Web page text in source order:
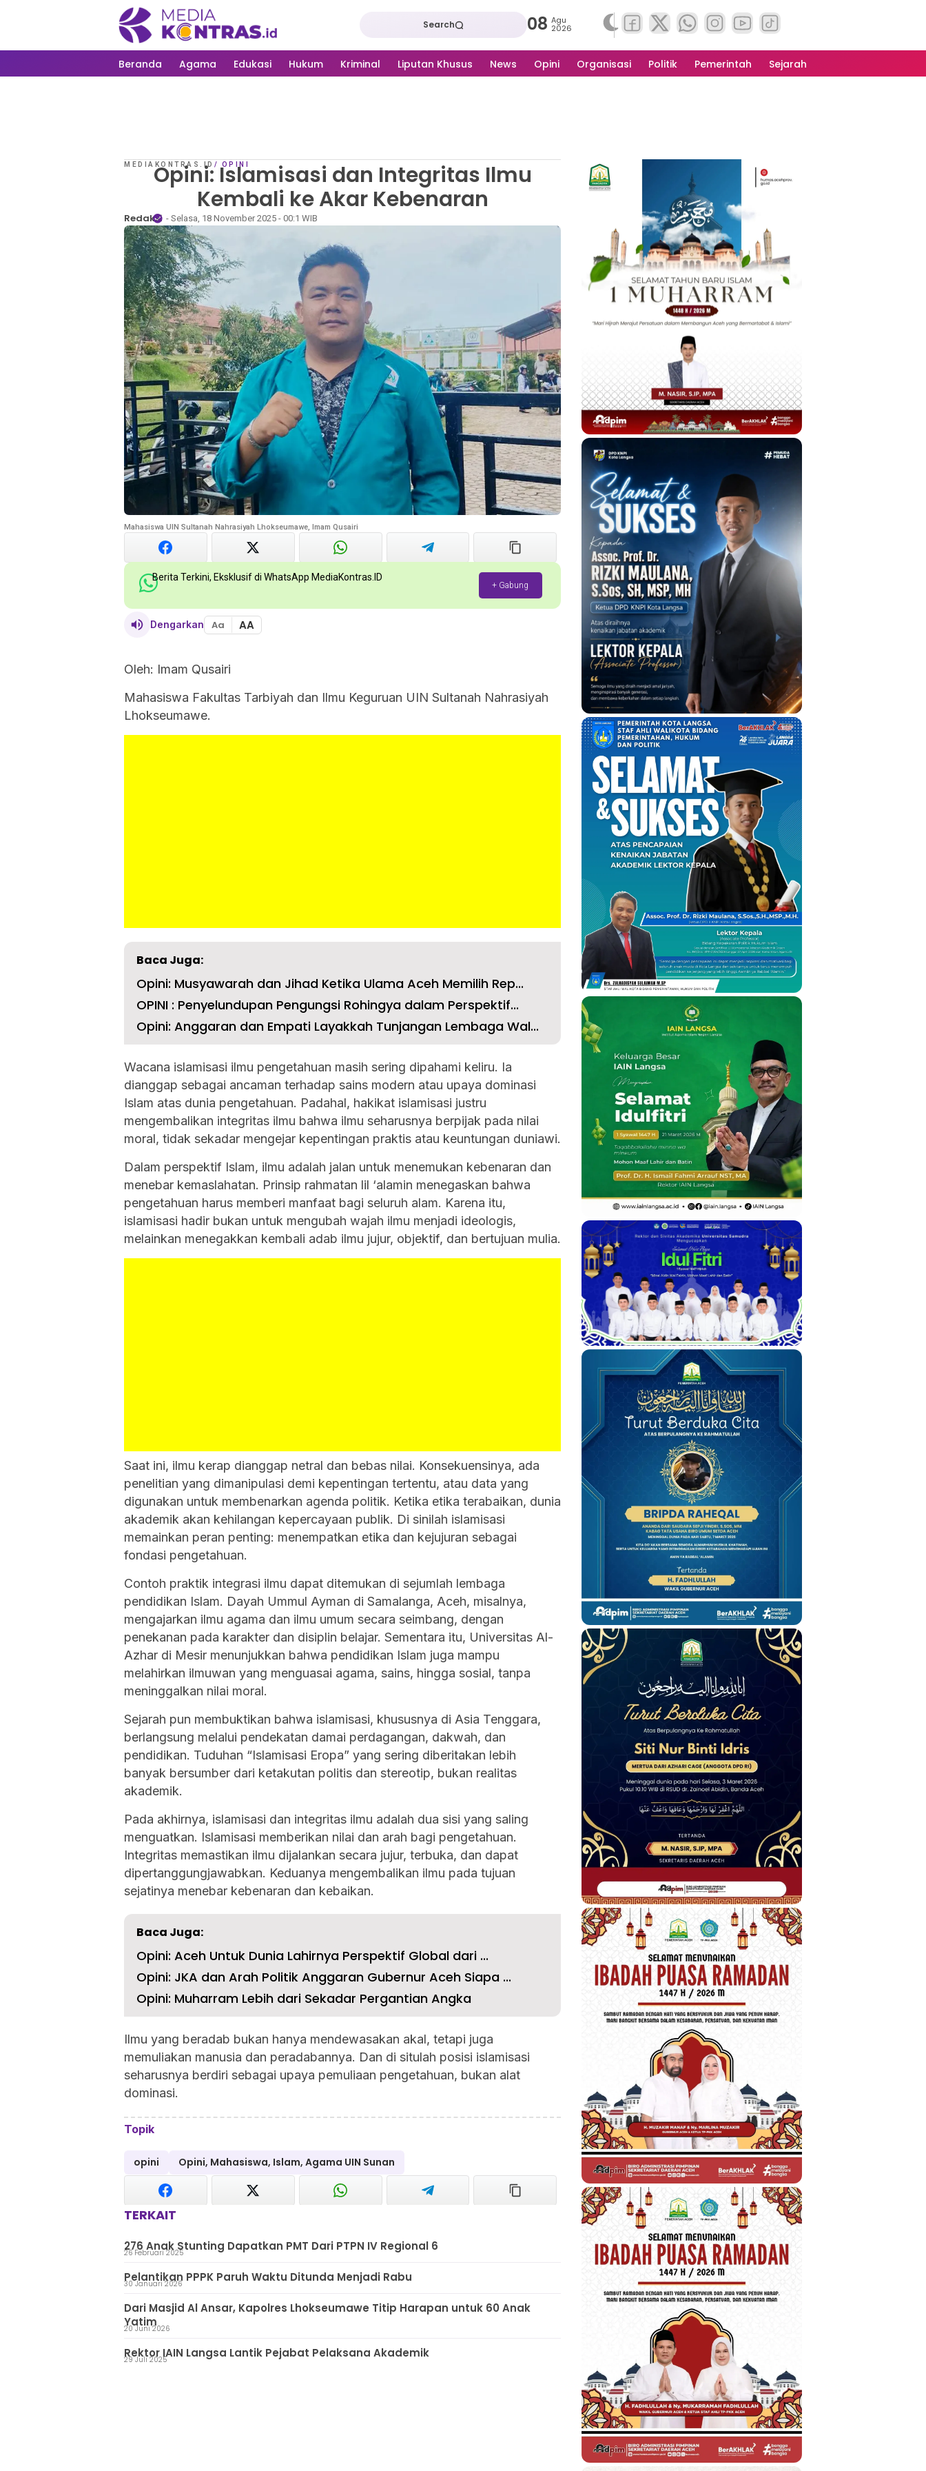
Search 08 Agu
2026
Beranda Agama Edukasi Hukum Kriminal Liputan Khusus News Opini Organisasi Politik Pemerintah Sejarah
MEDIAKONTRAS.ID / OPINI
Opini: Islamisasi dan Integritas Ilmu
Kembali ke Akar Kebenaran
Redaksi - Selasa, 18 November 2025 - 00:1 WIB
Mahasiswa UIN Sultanah Nahrasiyah Lhokseumawe, Imam Qusairi
Berita Terkini, Eksklusif di WhatsApp MediaKontras.ID
+ Gabung
Dengarkan Aa AA
Oleh: Imam Qusairi
Mahasiswa Fakultas Tarbiyah dan Ilmu Keguruan UIN Sultanah Nahrasiyah
Lhokseumawe.
Baca Juga:
Opini: Musyawarah dan Jihad Ketika Ulama Aceh Memilih Rep...
OPINI : Penyelundupan Pengungsi Rohingya dalam Perspektif...
Opini: Anggaran dan Empati Layakkah Tunjangan Lembaga Wal...
Wacana islamisasi ilmu pengetahuan masih sering dipahami keliru. Ia
dianggap sebagai ancaman terhadap sains modern atau upaya dominasi
Islam atas dunia pengetahuan. Padahal, hakikat islamisasi justru
mengembalikan integritas ilmu bahwa ilmu seharusnya berpijak pada nilai
moral, tidak sekadar mengejar kepentingan praktis atau keuntungan duniawi.
Dalam perspektif Islam, ilmu adalah jalan untuk menemukan kebenaran dan
menebar kemaslahatan. Prinsip rahmatan lil ‘alamin menegaskan bahwa
pengetahuan harus memberi manfaat bagi seluruh alam. Karena itu,
islamisasi hadir bukan untuk mengubah wajah ilmu menjadi ideologis,
melainkan menegakkan kembali adab ilmu jujur, objektif, dan bertujuan mulia.
Saat ini, ilmu kerap dianggap netral dan bebas nilai. Konsekuensinya, ada
penelitian yang dimanipulasi demi kepentingan tertentu, atau data yang
digunakan untuk membenarkan agenda politik. Ketika etika terabaikan, dunia
akademik akan kehilangan kepercayaan publik. Di sinilah islamisasi
memainkan peran penting: menempatkan etika dan kejujuran sebagai
fondasi pengetahuan.
Contoh praktik integrasi ilmu dapat ditemukan di sejumlah lembaga
pendidikan Islam. Dayah Ummul Ayman di Samalanga, Aceh, misalnya,
mengajarkan ilmu agama dan ilmu umum secara seimbang, dengan
penekanan pada karakter dan disiplin belajar. Sementara itu, Universitas Al-
Azhar di Mesir menunjukkan bahwa pendidikan Islam juga mampu
melahirkan ilmuwan yang menguasai agama, sains, hingga sosial, tanpa
meninggalkan nilai moral.
Sejarah pun membuktikan bahwa islamisasi, khususnya di Asia Tenggara,
berlangsung melalui pendekatan damai perdagangan, dakwah, dan
pendidikan. Tuduhan “Islamisasi Eropa” yang sering diberitakan lebih
banyak bersumber dari ketakutan politis dan stereotip, bukan realitas
akademik.
Pada akhirnya, islamisasi dan integritas ilmu adalah dua sisi yang saling
menguatkan. Islamisasi memberikan nilai dan arah bagi pengetahuan.
Integritas memastikan ilmu dijalankan secara jujur, terbuka, dan dapat
dipertanggungjawabkan. Keduanya mengembalikan ilmu pada tujuan
sejatinya menebar kebenaran dan kebaikan.
Baca Juga:
Opini: ‎Aceh Untuk Dunia Lahirnya Perspektif Global dari ...
Opini: JKA dan Arah Politik Anggaran Gubernur Aceh Siapa ...
Opini: Muharram Lebih dari Sekadar Pergantian Angka
Ilmu yang beradab bukan hanya mendewasakan akal, tetapi juga
memuliakan manusia dan peradabannya. Dan di situlah posisi islamisasi
seharusnya berdiri sebagai upaya pemuliaan pengetahuan, bukan alat
dominasi.
Topik
opini Opini, Mahasiswa, Islam, Agama UIN Sunan
TERKAIT
276 Anak Stunting Dapatkan PMT Dari PTPN IV Regional 6
26 Februari 2025
Pelantikan PPPK Paruh Waktu Ditunda Menjadi Rabu
30 Januari 2026
Dari Masjid Al Ansar, Kapolres Lhokseumawe Titip Harapan untuk 60 Anak
Yatim20 Juni 2026
Rektor IAIN Langsa Lantik Pejabat Pelaksana Akademik
29 Juli 2025